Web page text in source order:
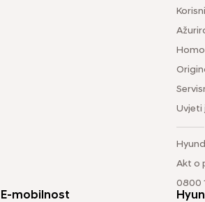
Uvjeti
Akt o
0800
E-mobilnost